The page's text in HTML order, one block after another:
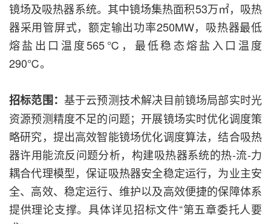
镜场及吸热器系统。其中镜场集热面积53万㎡，吸热
器采用管屏式，额定输出功率250MW，吸热器最低
熔盐出口温度565℃，最低稳态熔盐入口温度
290℃。
招标范围： 基于云预测技术解决目前镜场局部实时光
资源预测精度不足的问题；开展镜场实时优化调度策
略研究，提出高效智能镜场优化调度算法，结合吸热
器许用能流反问题分析，构建吸热器系统的热-流-力
耦合代理模型，保证吸热器安全稳定运行，为业主安
全、高效、稳定运行、维护以及高效便捷的保障体系
提供理论支撑。具体详见招标文件“第五章委托人要